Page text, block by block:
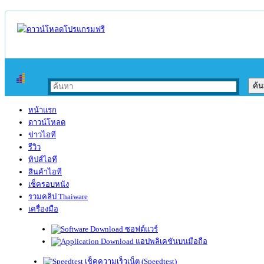
หน้าแรก
ดาวน์โหลด
ข่าวไอที
รีวิว
ทิปส์ไอที
สินค้าไอที
เช็ครอบหนัง
รวมคลิป Thaiware
เครื่องมือ
ซอฟต์แวร์
แอปพลิเคชันบนมือถือ
เช็คความเร็วเน็ต (Speedtest)